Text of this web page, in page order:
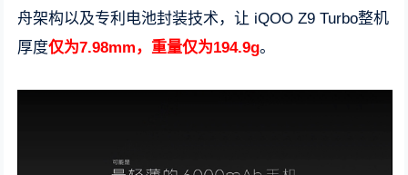
舟架构以及专利电池封装技术，让 iQOO Z9 Turbo整机
厚度仅为7.98mm，重量仅为194.9g。